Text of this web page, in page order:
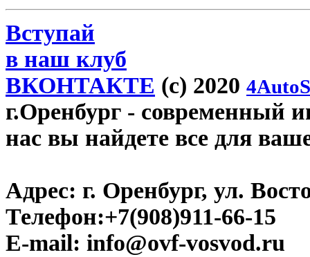
Вступай
в наш клуб
ВКОНТАКТЕ (c) 2020
г.Оренбург - современный
нас вы найдете все для
Адрес: г. Оренбург, ул.
Телефон:+7(908)911-66-15
E-mail: info@ovf-vosvod.ru